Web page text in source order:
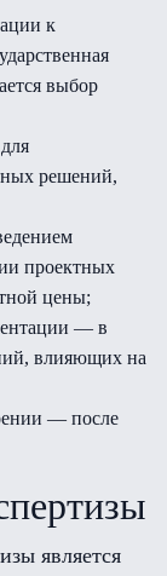
к
выбор
решений,
проектных
цены;
— в
влияющих на
— после
является